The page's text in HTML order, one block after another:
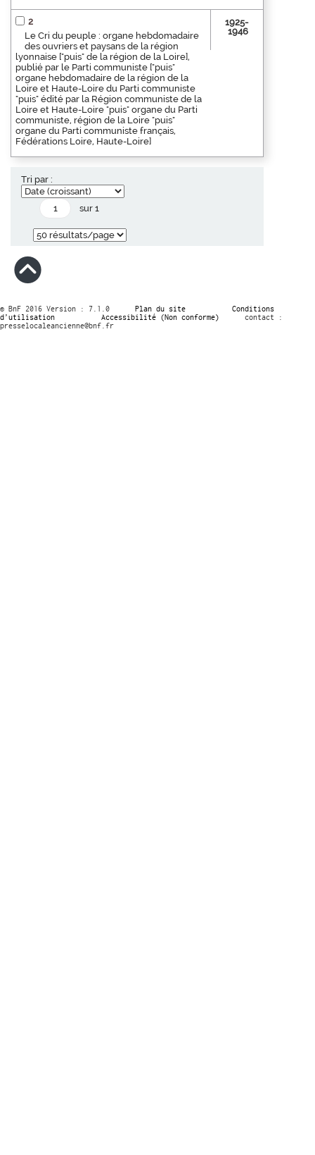
2
Le Cri du peuple : organe hebdomadaire
des ouvriers et paysans de la région
lyonnaise ["puis" de la région de la Loire],
publié par le Parti communiste ["puis"
organe hebdomadaire de la région de la
Loire et Haute-Loire du Parti communiste
"puis" édité par la Région communiste de la
Loire et Haute-Loire "puis" organe du Parti
communiste, région de la Loire "puis"
organe du Parti communiste français,
Fédérations Loire, Haute-Loire]
1925-
1946
Tri par :
sur 1
© BnF 2016 Version : 7.1.0 Plan du site
Conditions
d’utilisation
Accessibilité (Non conforme)
contact :
presselocaleancienne@bnf.fr